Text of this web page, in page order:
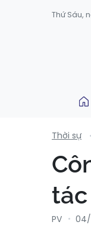
Thứ Sáu,
Thời sự
PV 04/